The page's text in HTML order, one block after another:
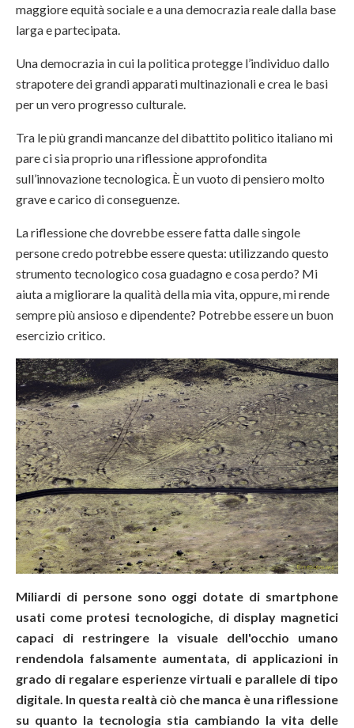
maggiore equità sociale e a una democrazia reale dalla base
larga e partecipata.
Una democrazia in cui la politica protegge l’individuo dallo
strapotere dei grandi apparati multinazionali e crea le basi
per un vero progresso culturale.
Tra le più grandi mancanze del dibattito politico italiano mi
pare ci sia proprio una riflessione approfondita
sull’innovazione tecnologica. È un vuoto di pensiero molto
grave e carico di conseguenze.
La riflessione che dovrebbe essere fatta dalle singole
persone credo potrebbe essere questa: utilizzando questo
strumento tecnologico cosa guadagno e cosa perdo? Mi
aiuta a migliorare la qualità della mia vita, oppure, mi rende
sempre più ansioso e dipendente? Potrebbe essere un buon
esercizio critico.
Miliardi di persone sono oggi dotate di smartphone
usati come protesi tecnologiche, di display magnetici
capaci di restringere la visuale dell'occhio umano
rendendola falsamente aumentata, di applicazioni in
grado di regalare esperienze virtuali e parallele di tipo
digitale. In questa realtà ciò che manca è una riflessione
su quanto la tecnologia stia cambiando la vita delle